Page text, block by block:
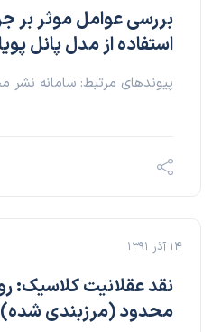
بررسی عوامل موثر بر
استفاده از مدل پانل
پیوندهای مرتبط: سامانه نشر
۱۴ آذر ۱۳۹۱
نقد عقلانیت کلاسیک:
محدود (مرزبندی